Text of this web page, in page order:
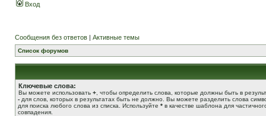
Вход
Сообщения без ответов | Активные темы
Список форумов
Ключевые слова:
Вы можете использовать + , чтобы определить слова, которые должны быть в
- для слов, которых в результатах быть не должно. Вы можете разделить слова
для поиска любого слова из списка. Используйте * в качестве шаблона для
совпадения.